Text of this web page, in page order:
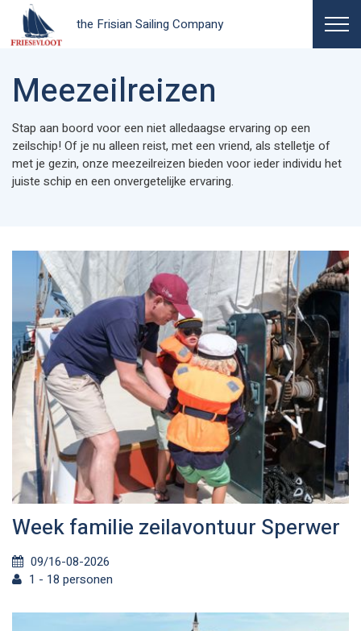
the Frisian Sailing Company
Meezeilreizen
Stap aan boord voor een niet alledaagse ervaring op een
zeilschip! Of je nu alleen reist, met een vriend, als stelletje of
met je gezin, onze meezeilreizen bieden voor ieder individu het
juiste schip en een onvergetelijke ervaring.
Week familie zeilavontuur Sperwer
09/16-08-2026
1 - 18 personen